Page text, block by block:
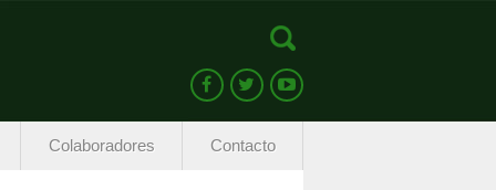
Colaboradores Contacto